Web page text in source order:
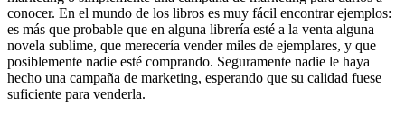
conocer. En el mundo de los libros es muy fácil encontrar ejemplos:
es más que probable que en alguna librería esté a la venta alguna
novela sublime, que merecería vender miles de ejemplares, y que
posiblemente nadie esté comprando. Seguramente nadie le haya
hecho una campaña de marketing, esperando que su calidad fuese
suficiente para venderla.